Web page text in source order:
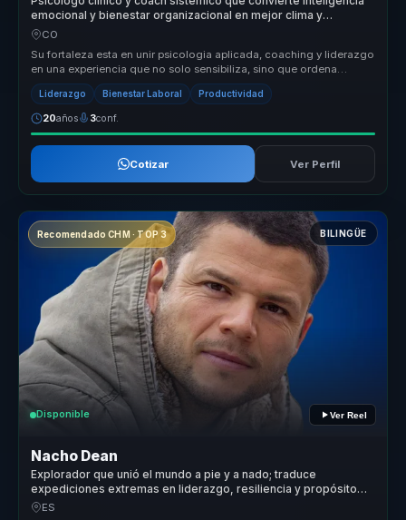
emocional y bienestar organizacional en mejor clima y
desempeno para lideres y equipos.
CO
Su fortaleza esta en unir psicologia aplicada, coaching y liderazgo
en una experiencia que no solo sensibiliza, sino que ordena
conversac...
Liderazgo Bienestar Laboral Productividad
20años 3conf.
Cotizar Ver Perfil
Recomendado CHM · TOP 3 BILINGÜE
Disponible Ver Reel
Nacho Dean
Explorador que unió el mundo a pie y a nado; traduce
expediciones extremas en liderazgo, resiliencia y propósito
compartido.
ES